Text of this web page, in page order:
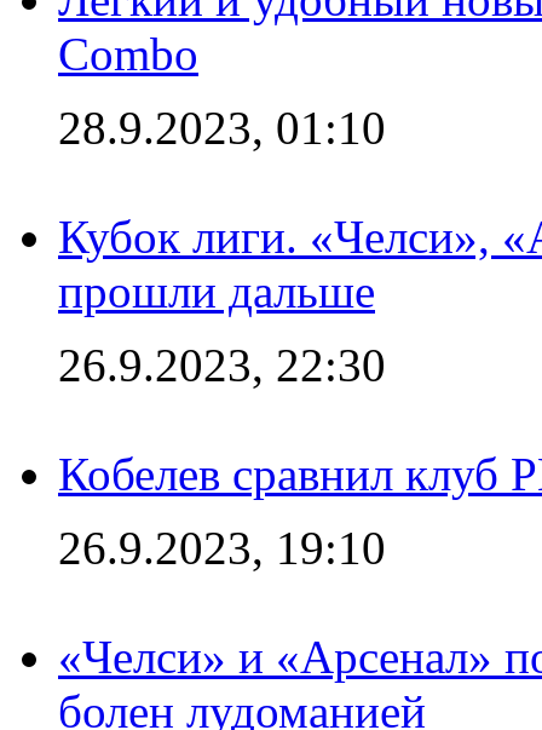
Combo
28.9.2023, 01:10
Кубок лиги. «Челси»,
прошли дальше
26.9.2023, 22:30
Кобелев сравнил клуб
26.9.2023, 19:10
«Челси» и «Арсенал»
болен лудоманией